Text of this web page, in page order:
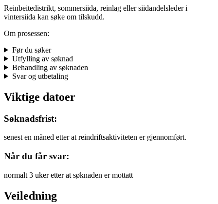
Reinbeitedistrikt, sommersiida, reinlag eller siidandelsleder i
vintersiida kan søke om tilskudd.
Om prosessen:
Før du søker
Utfylling av søknad
Behandling av søknaden
Svar og utbetaling
Viktige datoer
Søknadsfrist:
senest en måned etter at reindriftsaktiviteten er gjennomført.
Når du får svar:
normalt 3 uker etter at søknaden er mottatt
Veiledning